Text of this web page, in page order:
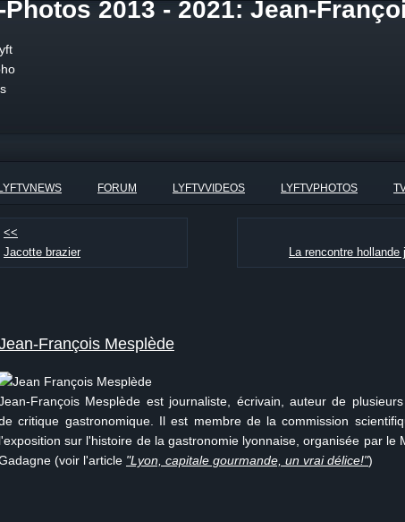
2013 - 2021: Jean-
LYFTVNEWS FORUM LYFTVVIDEOS LYFTVPHOTOS
<<
Jacotte brazier
La rencontre hollande
François Mesplède
François Mesplède est journaliste, écrivain, auteur de
critique gastronomique. Il est membre de la commission
l'exposition sur l'histoire de la gastronomie lyonnaise, organisée par le
(voir l'article "Lyon, capitale gourmande, un vrai délice!")